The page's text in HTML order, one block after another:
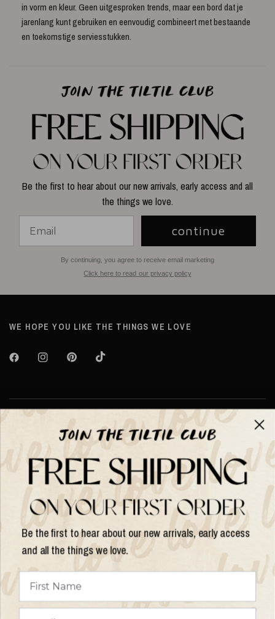
in vorm en kleur. Geen uitgesproken trends, maar een bord dat je
jarenlang kunt gebruiken en eenvoudig combineert met bestaande
en toekomstige serviesstukken.
Be the first to hear about our new arrivals, early access and all
the things we love.
continue
By continuing, you agree to receive email marketing
Click here to read our privacy policy
WE HOPE YOU LIKE THE THINGS WE LOVE
Over TILTIL
Help
Shop op
bijwerken
Be the first to hear about our new arrivals, early access
and all the things we love.